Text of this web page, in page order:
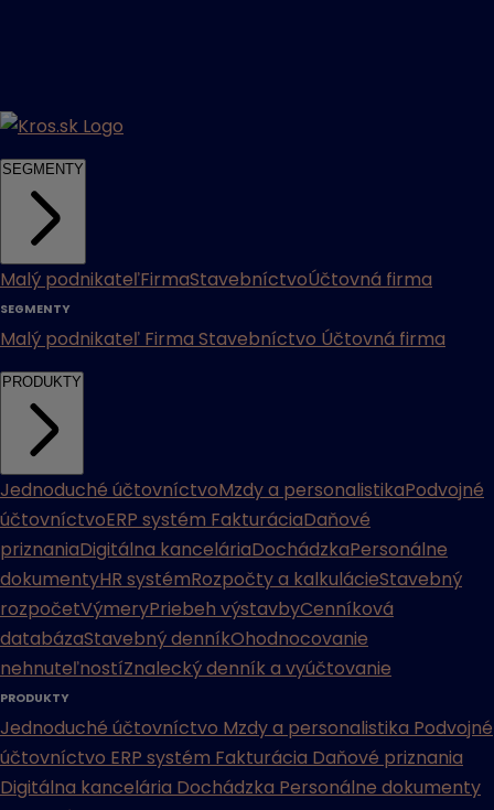
SEGMENTY
Malý podnikateľFirmaStavebníctvoÚčtovná firma
SEGMENTY
Malý podnikateľ Firma Stavebníctvo Účtovná firma
PRODUKTY
Jednoduché účtovníctvoMzdy a personalistikaPodvojné
účtovníctvoERP systém FakturáciaDaňové
priznaniaDigitálna kanceláriaDochádzkaPersonálne
dokumentyHR systémRozpočty a kalkulácieStavebný
rozpočetVýmeryPriebeh výstavbyCenníková
databázaStavebný denníkOhodnocovanie
nehnuteľnostíZnalecký denník a vyúčtovanie
PRODUKTY
Jednoduché účtovníctvo Mzdy a personalistika Podvojné
účtovníctvo ERP systém Fakturácia Daňové priznania
Digitálna kancelária Dochádzka Personálne dokumenty